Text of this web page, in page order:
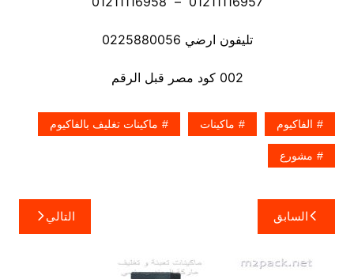
تليفون ارضي 0225880056
002 كود مصر قبل الرقم​
الفاكيوم ماكينات ماكينات تغليف بالفاكيوم
مشورع
تصفّح
المقالات
السابق التالي